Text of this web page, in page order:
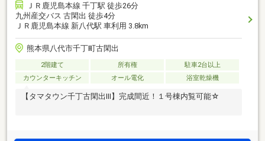
ＪＲ鹿児島本線 千丁駅 徒歩26分
九州産交バス 古閑出 徒歩4分
ＪＲ鹿児島本線 新八代駅 車利用 3.8km
熊本県八代市千丁町古閑出
2階建て 所有権
駐車2台以上
カウンターキッチン
オール電化 浴室乾燥機
【タマタウン千丁古閑出Ⅲ】完成間近！１号棟内覧可能☆